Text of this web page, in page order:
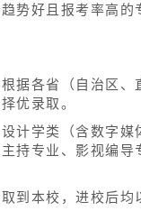
好且报考率高的
据各省（自治区
优录取。
计学类（含数字
专业、影视编导
到本校，进校后均